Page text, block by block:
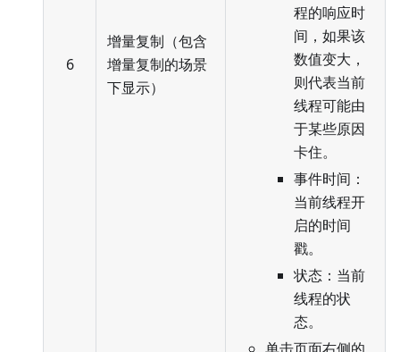
6
增量复制（包含
增量复制的场景
下显示）
程的响应时
间，如果该
数值变大，
则代表当前
线程可能由
于某些原因
卡住。
事件时间：
当前线程开
启的时间
戳。
状态：当前
线程的状
态。